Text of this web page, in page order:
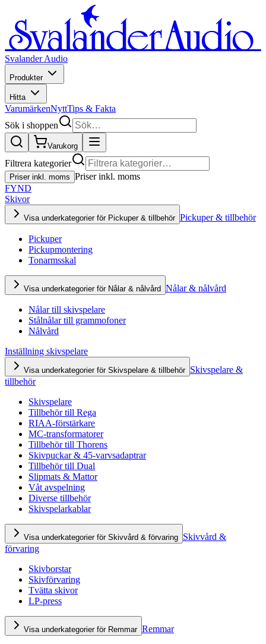
Svalander Audio
Produkter
Hitta
VarumärkenNyttTips & Fakta
Sök i shoppen
Varukorg
Filtrera kategorier
Priser inkl. moms Priser inkl. moms
FYND
Skivor
Visa underkategorier för Pickuper & tillbehör Pickuper & tillbehör
Pickuper
Pickupmontering
Tonarmsskal
Visa underkategorier för Nålar & nålvård Nålar & nålvård
Nålar till skivspelare
Stålnålar till grammofoner
Nålvård
Inställning skivspelare
Visa underkategorier för Skivspelare & tillbehör Skivspelare &
tillbehör
Skivspelare
Tillbehör till Rega
RIAA-förstärkare
MC-transformatorer
Tillbehör till Thorens
Skivpuckar & 45-varvsadaptrar
Tillbehör till Dual
Slipmats & Mattor
Våt avspelning
Diverse tillbehör
Skivspelarkablar
Visa underkategorier för Skivvård & förvaring Skivvård &
förvaring
Skivborstar
Skivförvaring
Tvätta skivor
LP-press
Visa underkategorier för Remmar Remmar